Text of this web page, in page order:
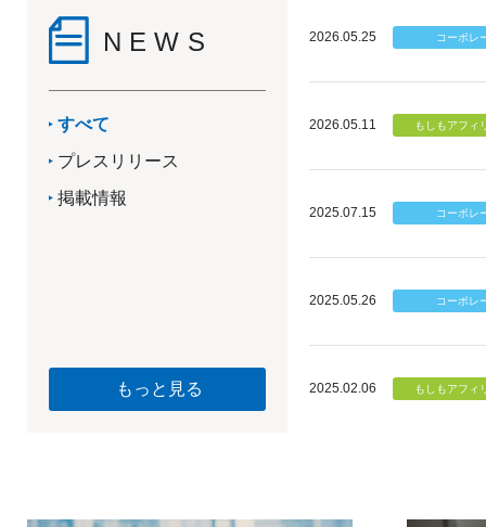
NEWS
すべて
プレスリリース
掲載情報
もっと見る
2026.05.25
2026.05.11
2025.07.15
2025.05.26
2025.02.06